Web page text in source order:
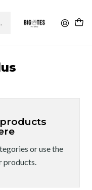
or use the
products.